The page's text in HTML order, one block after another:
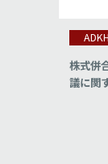
株式併
議に関